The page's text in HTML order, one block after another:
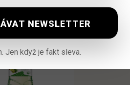
Jen když je fakt sleva.